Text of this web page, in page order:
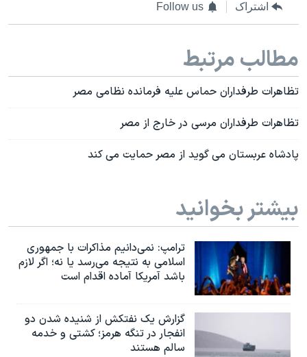
اشتراک Follow us
مطالب مرتبط
تظاهرات طرفداران حماس علیه فرمانده نظامی مصر
تظاهرات طرفداران مرسی در خارج از مصر
پادشاه عربستان می گوید از مصر حمایت می کند
بیشتر بخوانید
ترامپ: نمی‌دانیم مذاکرات با جمهوری
اسلامی به نتیجه می‌رسد یا نه؛ اگر لازم
باشد آمریکا آماده اقدام است
گزارش یک نفتکش از شنیده شدن دو
انفجار در تنگه هرمز؛ کشتی و خدمه
سالم هستند